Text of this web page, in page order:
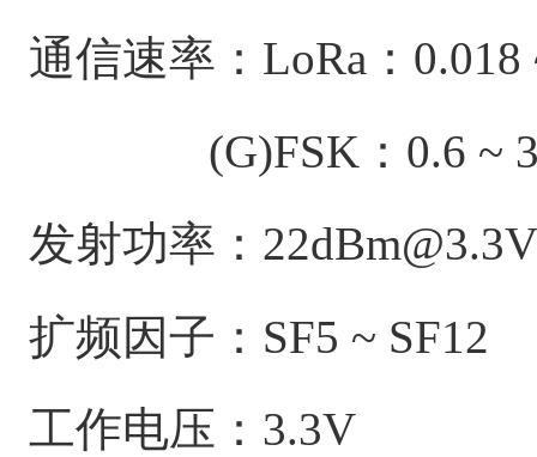
通信速率：LoRa：0.018
(G)FSK：0.6 ~
发射功率：22dBm@3.3V
扩频因子：SF5 ~ SF12
工作电压：3.3V